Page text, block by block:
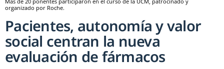
organizado por Roche.
Pacientes, autonomía y valor
social centran la nueva
evaluación de fármacos